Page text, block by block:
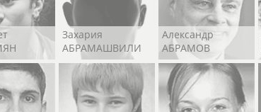
Захария
АБРАМАШВИЛИ
Александр
АБРАМОВ